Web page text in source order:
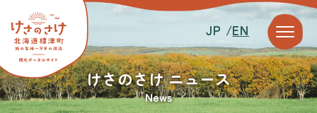
JP /EN
けさのさけ ニュース
News